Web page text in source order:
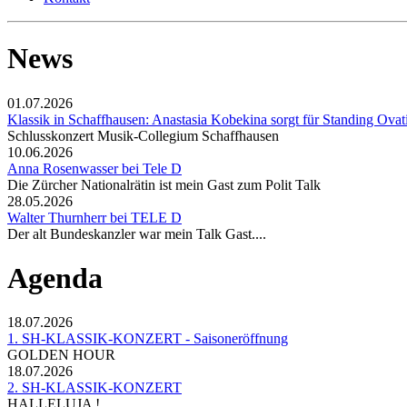
News
01.07.2026
Klassik in Schaffhausen: Anastasia Kobekina sorgt für Standing
Schlusskonzert Musik-Collegium Schaffhausen
10.06.2026
Anna Rosenwasser bei Tele D
Die Zürcher Nationalrätin ist mein Gast zum Polit Talk
28.05.2026
Walter Thurnherr bei TELE D
Der alt Bundeskanzler war mein Talk Gast....
Agenda
18.07.2026
1. SH-KLASSIK-KONZERT - Saisoneröffnung
GOLDEN HOUR
18.07.2026
2. SH-KLASSIK-KONZERT